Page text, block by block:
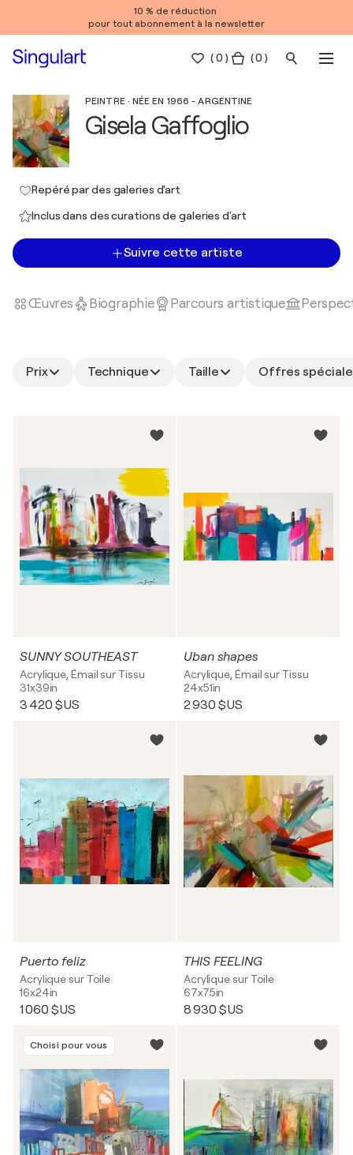
10 % de réduction
pour tout abonnement à la newsletter
(0 ) ( 0 )
PEINTRE · NÉE EN 1966 - ARGENTINE
Gisela Gaffoglio
Repéré par des galeries d'art
Inclus dans des curations de galeries d'art
Suivre cette artiste
Œuvres Biographie Parcours artistique
Prix Technique Taille Offres
SUNNY SOUTHEAST
Acrylique, Émail sur Tissu
31x39in
3 420 $US
Uban shapes
Acrylique, Émail sur Tissu
24x51in
2 930 $US
Puerto feliz
Acrylique sur Toile
16x24in
1 060 $US
THIS FEELING
Acrylique sur Toile
67x75in
8 930 $US
Choisi pour vous